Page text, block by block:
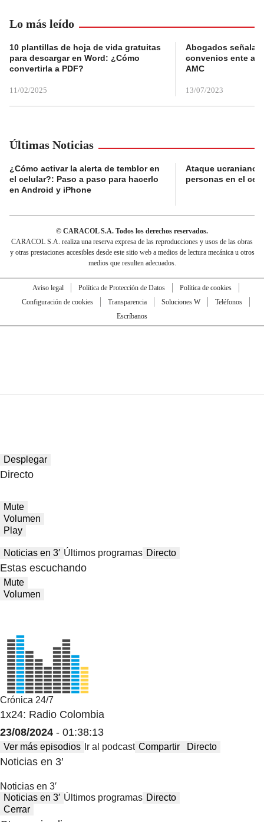
Lo más leído
10 plantillas de hoja de vida gratuitas
para descargar en Word: ¿Cómo
convertirla a PDF?
11/02/2025
Abogados
convenios ente
AMC
13/07/2023
Últimas Noticias
¿Cómo activar la alerta de temblor en
el celular?: Paso a paso para hacerlo
en Android y iPhone
Ataque ucraniano
personas en el
© CARACOL S.A. Todos los derechos reservados.
CARACOL S.A. realiza una reserva expresa de las reproducciones y usos de las obras
y otras prestaciones accesibles desde este sitio web a medios de lectura mecánica u otros
medios que resulten adecuados.
Aviso legal Política de Protección de Datos
Política de cookies
Configuración de cookies
Transparencia Soluciones W
Teléfonos
Escríbanos
Desplegar
Directo
Mute
Volumen
Play
Noticias en 3′ Últimos programas Directo
Estas escuchando
Mute
Volumen
Crónica 24/7
1x24: Radio Colombia
23/08/2024 - 01:38:13
Ver más episodios Ir al podcast Compartir Directo
Noticias en 3′
Noticias en 3′
Noticias en 3′ Últimos programas Directo
Cerrar